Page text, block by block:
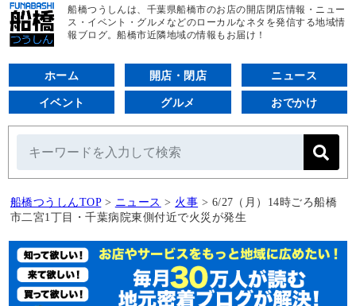
船橋つうしんは、千葉県船橋市のお店の開店閉店情報・ニュー
ス・イベント・グルメなどのローカルなネタを発信する地域情
報ブログ。船橋市近隣地域の情報もお届け！
ホーム 開店・閉店 ニュース
イベント グルメ おでかけ
船橋つうしんTOP > ニュース > 火事 > 6/27（月）14時ごろ船橋
市二宮1丁目・千葉病院東側付近で火災が発生